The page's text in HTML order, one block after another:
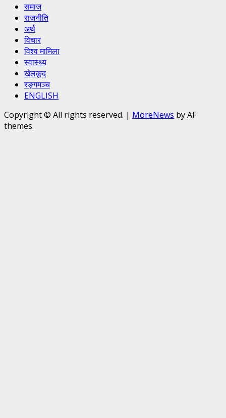
समाज
राजनीति
अर्थ
विचार
विश्व मामिला
स्वास्थ्य
खेलकूद
रङ्गमञ्च
ENGLISH
Copyright © All rights reserved. | MoreNews by AF
themes.